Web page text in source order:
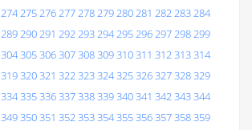
274275276277278279280281 282283284
289290291 292293294295296297298299
304305306307308309310311 312313314
319320321 322323324325326327328329
334335336337338339340341 342343344
349350351 352353354355356357358359